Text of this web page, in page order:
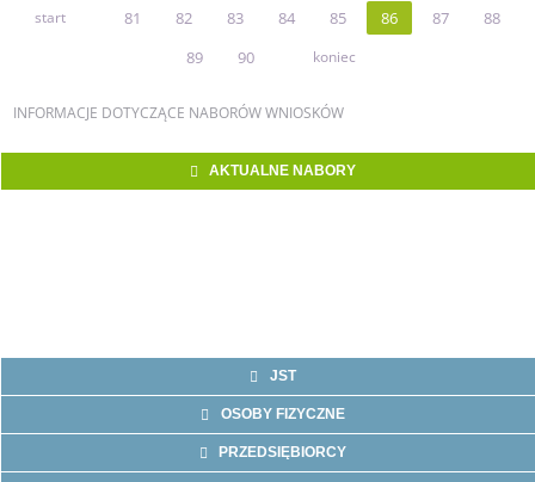
start 81 82 83 84 85 86 87
88
89
90 koniec
INFORMACJE DOTYCZĄCE NABORÓW WNIOSKÓW
AKTUALNE NABORY
JST
OSOBY FIZYCZNE
PRZEDSIĘBIORCY